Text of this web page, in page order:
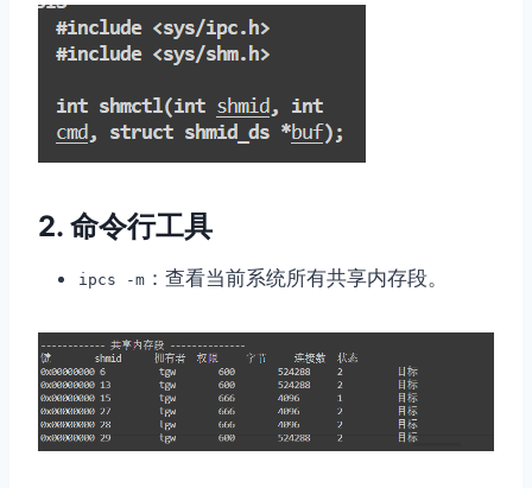
2. 命令行工具
ipcs -m ：查看当前系统所有共享内存段。